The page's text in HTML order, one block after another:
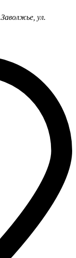
Заволжье ул.